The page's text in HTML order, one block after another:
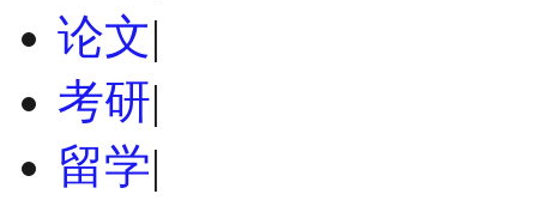
论文|
考研|
留学|